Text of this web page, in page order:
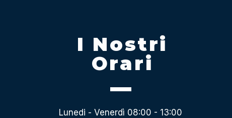
I Nostri
Orari
Lunedi - Venerdì 08:00 - 13:00